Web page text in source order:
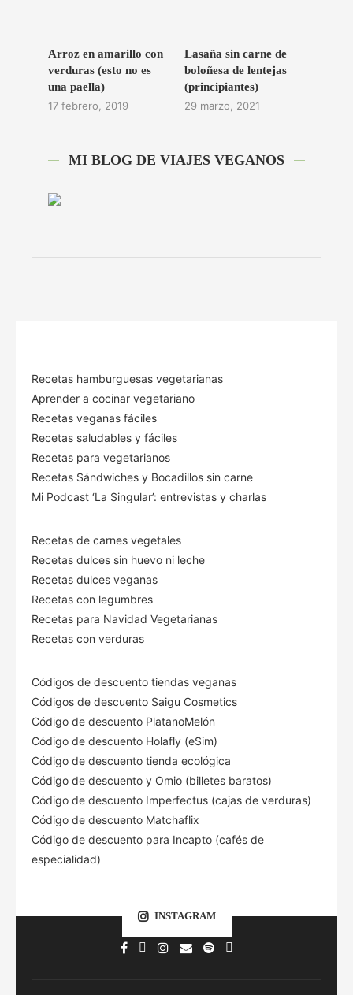
Arroz en amarillo con
verduras (esto no es
una paella)
17 febrero, 2019
Lasaña sin carne de
boloñesa de lentejas
(principiantes)
29 marzo, 2021
MI BLOG DE VIAJES VEGANOS
Recetas hamburguesas vegetarianas
Aprender a cocinar vegetariano
Recetas veganas fáciles
Recetas saludables y fáciles
Recetas para vegetarianos
Recetas Sándwiches y Bocadillos sin carne
Mi Podcast ‘La Singular’: entrevistas y charlas
Recetas de carnes vegetales
Recetas dulces sin huevo ni leche
Recetas dulces veganas
Recetas con legumbres
Recetas para Navidad Vegetarianas
Recetas con verduras
Códigos de descuento tiendas veganas
Códigos de descuento Saigu Cosmetics
Código de descuento PlatanoMelón
Código de descuento Holafly (eSim)
Código de descuento tienda ecológica
Código de descuento y Omio (billetes baratos)
Código de descuento Imperfectus (cajas de verduras)
Código de descuento Matchaflix
Código de descuento para Incapto (cafés de
especialidad)
INSTAGRAM